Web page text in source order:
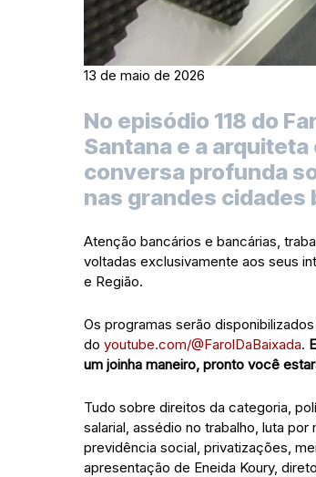
13 de maio de 2026
No episódio 118 do
Santana e a
conversa profunda
nas grandes cidades
Atenção bancários e bancárias,
voltadas exclusivamente aos seus
e Região.
Os programas serão
do youtube.com/@FarolDaBaixada.
um joinha maneiro, pronto você
Tudo sobre direitos da categoria,
salarial, assédio no trabalho, luta
previdência social, privatizações,
apresentação de Eneida Koury,